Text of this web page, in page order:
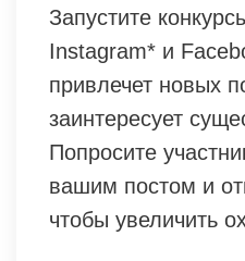
Запустите
Instagram* и
привлечет новых
заинтересует
Попросите
вашим постом и
чтобы увеличить